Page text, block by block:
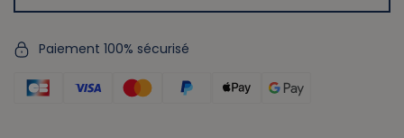
Paiement 100% sécurisé